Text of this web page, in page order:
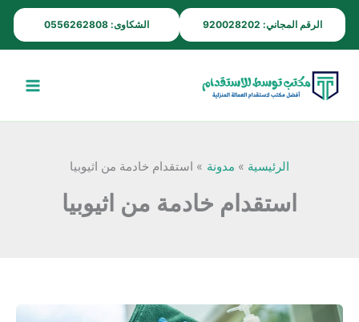
الرقم المجاني: 920028202 الشكاوى: 0556262808
تخطي
إلى
المحتوى
الرئيسية مدونة استقدام خادمة من اثيوبيا
استقدام خادمة من اثيوبيا
مكتب